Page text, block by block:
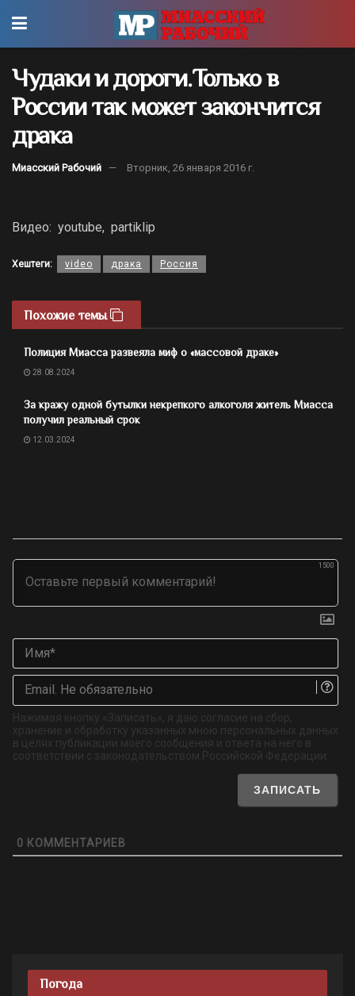
Чудаки и дороги.Только в
России так может закончится
драка
Миасский Рабочий Вторник, 26 января 2016 г.
Видео: youtube, partiklip
Хештеги: video драка Россия
Похожие темы
Полиция Миасса развеяла миф о «массовой драке»
28.08.2024
За кражу одной бутылки некрепкого алкоголя житель Миасса
получил реальный срок
12.03.2024
1500
Нажимая кнопку «Записать», я даю согласие на сбор,
хранение и обработку указанных мною персональных данных
в целях публикации моего сообщения и ответа на него в
соответствии с законодательством Российской Федерации.
0 КОММЕНТАРИЕВ
Погода